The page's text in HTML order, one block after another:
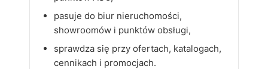
pasuje do biur nieruchomości,
showroomów i punktów obsługi,
sprawdza się przy ofertach, katalogach,
cennikach i promocjach.